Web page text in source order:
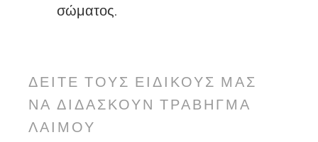
σώματος.
ΔΕΊΤΕ ΤΟΥΣ ΕΙΔΙΚΟΎΣ ΜΑΣ
ΝΑ ΔΙΔΆΣΚΟΥΝ ΤΡΆΒΗΓΜΑ
ΛΑΙΜΟΎ